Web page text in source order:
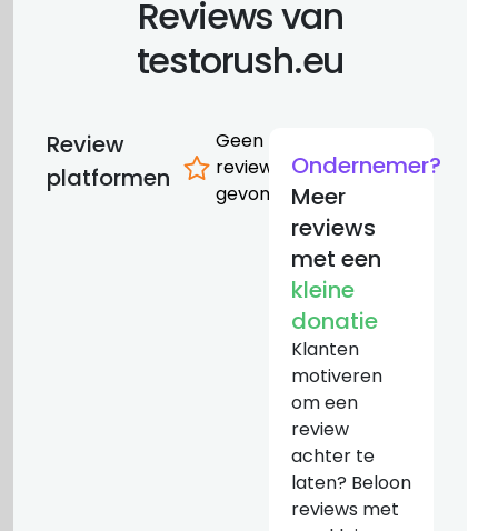
Reviews van
testorush.eu
Review
platformen
Geen
reviews
gevonden
Ondernemer?
Meer
reviews
met een
kleine
donatie
Klanten
motiveren
om een
review
achter te
laten? Beloon
reviews met